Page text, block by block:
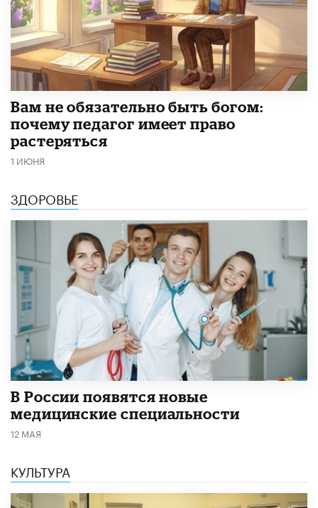
​Вам не обязательно быть богом:
почему педагог имеет право
растеряться
1 ИЮНЯ
ЗДОРОВЬЕ
В России появятся новые
медицинские специальности
12 МАЯ
КУЛЬТУРА